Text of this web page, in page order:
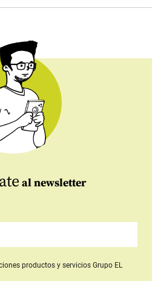
al newsletter
productos y serviciosGrupo EL